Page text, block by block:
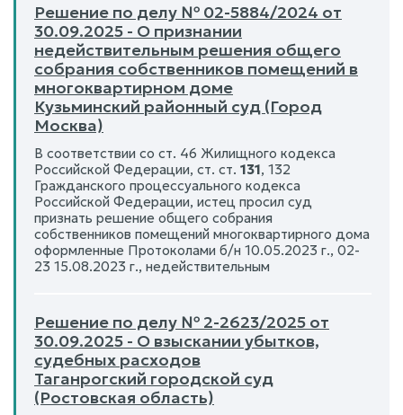
Решение по делу № 02-5884/2024 от
30.09.2025 - О признании
недействительным решения общего
собрания собственников помещений в
многоквартирном доме
Кузьминский районный суд (Город
Москва)
В соответствии со ст. 46 Жилищного кодекса
Российской Федерации, ст. ст. 131, 132
Гражданского процессуального кодекса
Российской Федерации, истец просил суд
признать решение общего собрания
собственников помещений многоквартирного дома
оформленные Протоколами б/н 10.05.2023 г., 02-
23 15.08.2023 г., недействительным
Решение по делу № 2-2623/2025 от
30.09.2025 - О взыскании убытков,
судебных расходов
Таганрогский городской суд
(Ростовская область)